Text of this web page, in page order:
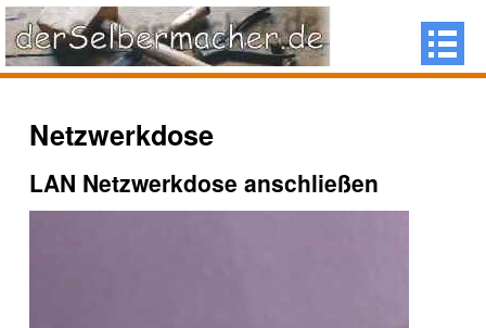
Netzwerkdose
LAN Netzwerkdose anschließen